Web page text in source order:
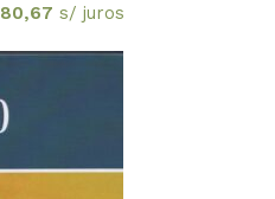
80,67 s/ juros